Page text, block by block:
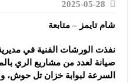
2025-05-28
شام تايمز – متابعة
نفذت الورشات الفنية في
صيانة لعدد من مشاريع الري
السرعة لبوابة خزان تل حوش،